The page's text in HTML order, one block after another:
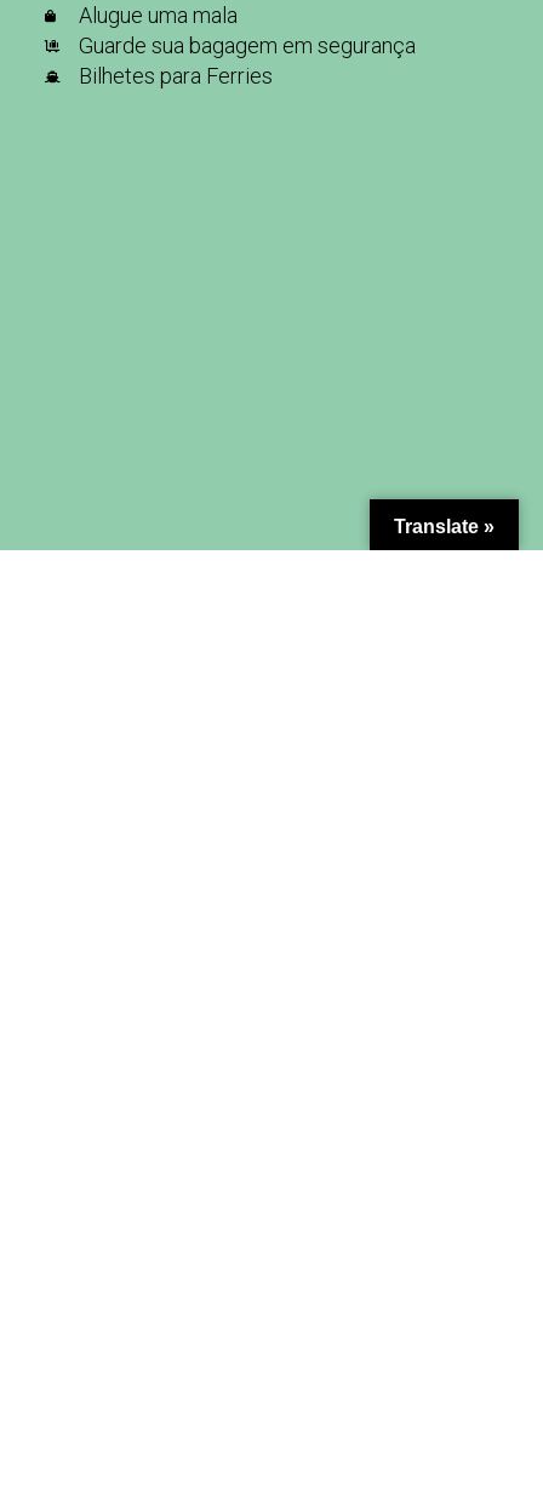
Alugue uma mala
Guarde sua bagagem em segurança
Bilhetes para Ferries
Translate »